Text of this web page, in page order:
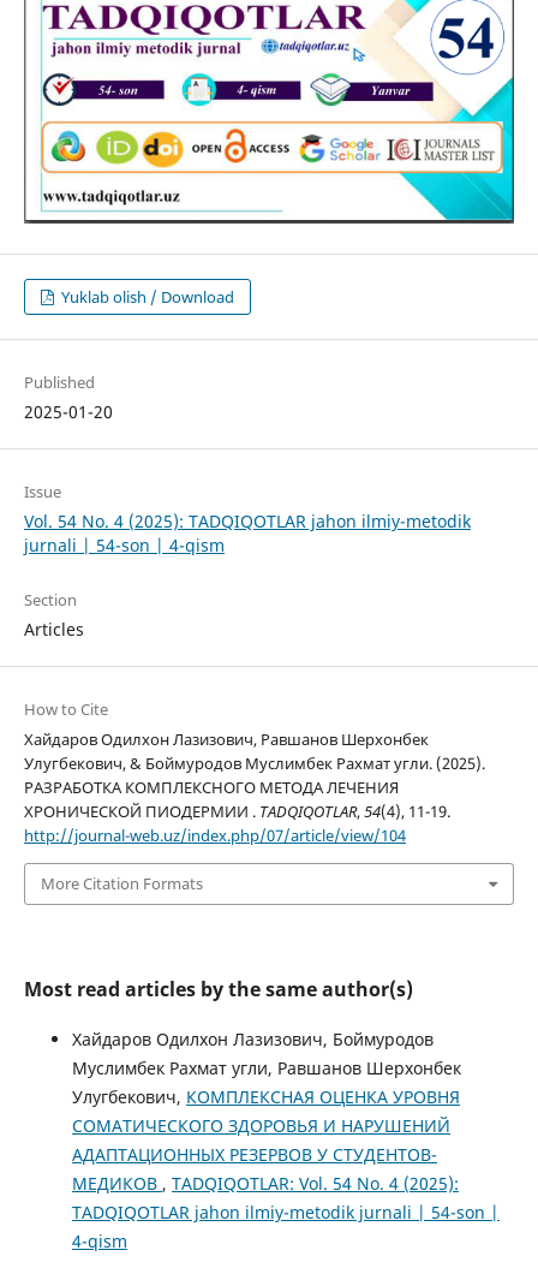
Yuklab olish / Download
Published
2025-01-20
Issue
Vol. 54 No. 4 (2025): TADQIQOTLAR jahon ilmiy-metodik
jurnali | 54-son | 4-qism
Section
Articles
How to Cite
Хайдаров Одилхон Лазизович, Равшанов Шерхонбек
Улугбекович, & Боймуродов Муслимбек Рахмат угли. (2025).
РАЗРАБОТКА КОМПЛЕКСНОГО МЕТОДА ЛЕЧЕНИЯ
ХРОНИЧЕСКОЙ ПИОДЕРМИИ . TADQIQOTLAR,54(4), 11-19.
http://journal-web.uz/index.php/07/article/view/104
More Citation Formats
Most read articles by the same author(s)
Хайдаров Одилхон Лазизович, Боймуродов
Муслимбек Рахмат угли, Равшанов Шерхонбек
Улугбекович, КОМПЛЕКСНАЯ ОЦЕНКА УРОВНЯ
СОМАТИЧЕСКОГО ЗДОРОВЬЯ И НАРУШЕНИЙ
АДАПТАЦИОННЫХ РЕЗЕРВОВ У СТУДЕНТОВ-
МЕДИКОВ , TADQIQOTLAR: Vol. 54 No. 4 (2025):
TADQIQOTLAR jahon ilmiy-metodik jurnali | 54-son |
4-qism